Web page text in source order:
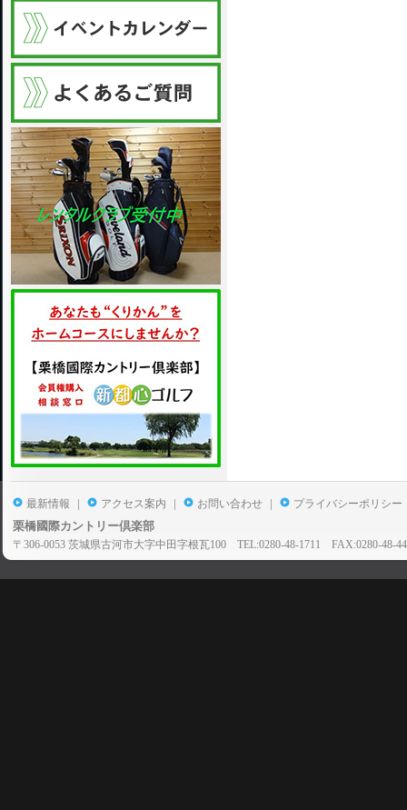
最新情報 | アクセス案内 | お問い合わせ | プライバシーポリシー
栗橋國際カントリー倶楽部
〒306-0053 茨城県古河市大字中田字根瓦100 TEL:0280-48-1711 FAX:0280-48-